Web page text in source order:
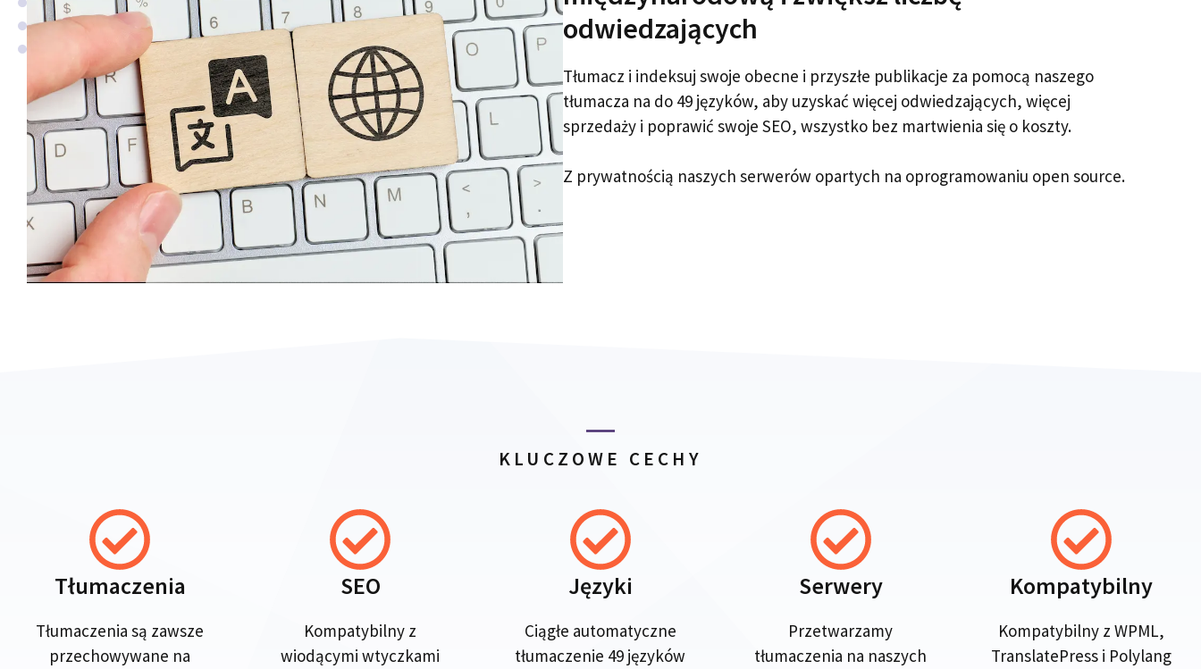
odwiedzających
Tłumacz i indeksuj swoje obecne i przyszłe publikacje za pomocą naszego
tłumacza na do 49 języków, aby uzyskać więcej odwiedzających, więcej
sprzedaży i poprawić swoje SEO, wszystko bez martwienia się o koszty.
Z prywatnością naszych serwerów opartych na oprogramowaniu open source.
KLUCZOWE CECHY
Tłumaczenia
Tłumaczenia są zawsze
przechowywane na
SEO
Kompatybilny z
wiodącymi wtyczkami
Języki
Ciągłe automatyczne
tłumaczenie 49 języków
Serwery
Przetwarzamy
tłumaczenia na naszych
Kompatybilny
Kompatybilny z WPML,
TranslatePress i Polylang